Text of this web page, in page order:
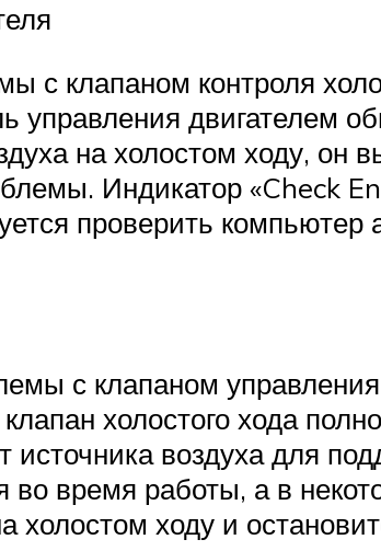
с клапаном контроля
управления двигателем
на холостом ходу, он
Индикатор «Check
проверить компьютер
с клапаном
холостого хода
источника воздуха для
во время работы, а в
холостом ходу и